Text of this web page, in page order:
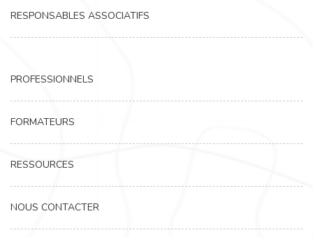
RESPONSABLES ASSOCIATIFS
PROFESSIONNELS
FORMATEURS
RESSOURCES
NOUS CONTACTER